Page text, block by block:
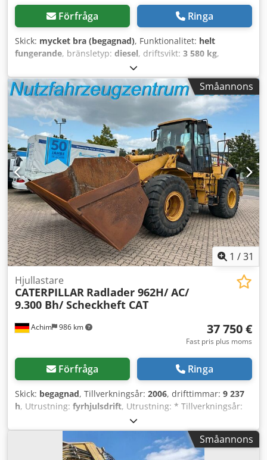
Förfråga Ringa
Skick: mycket bra (begagnad), Funktionalitet: helt
fungerande, bränsletyp: diesel, driftsvikt: 3 580 kg,
, drifttimmar:
gummilarver, * 2 434 timmar * Motor: Cat C1.7 *
Motoreffekt: 24,8 kW * Utsläppsklass: EU-steg V * Driftsvikt:
3 580 kg * Mått (transportlängd: 4 800 – transportbredd: 1
780 mm – transporthöjd: 2 480 mm) * Kort bakdel (ECR –
Extended Compact Radius) * Proportionell extrahydraulik *
Snabbtillkopplingssystem Crjdpezrthvsfx Adqef
Småannons
1 /31
Achim 986 km
Hjullastare
CATERPILLAR Radlader 962H/ AC/
9.300 Bh/ Scheckheft CAT
37 750 €
Fast pris plus moms
Förfråga Ringa
Skick: begagnad, Tillverkningsår: 2006, drifttimmar: 9 237
h, Utrustning: fyrhjulsdrift, Utrustning: * Tillverkningsår:
2006 * Drifttimmar: 9 236 h * Effekt: 157 kW / 213 hk * Vikt:
19,8 t * Däck: Michelin 23.5-25X Typ A, ca 60 % kvar *
Backkamera * Rattstyrning * Luftkonditionering * Dragögla
* Centralsmörjningssystem * Fjädrande förarstol *
Småannons